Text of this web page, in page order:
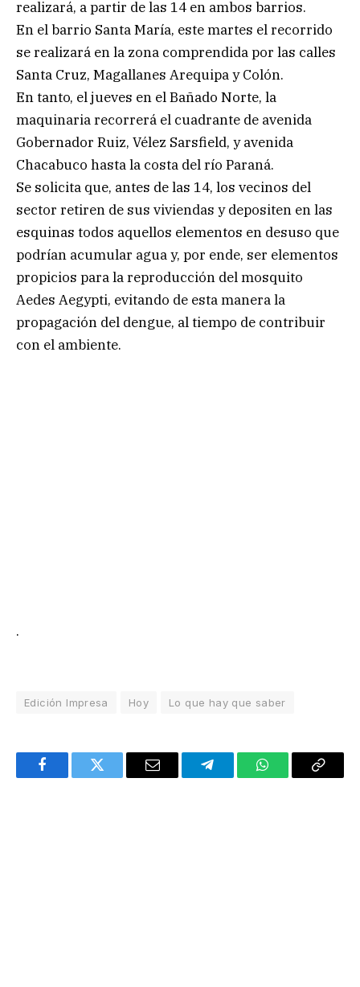
realizará, a partir de las 14 en ambos barrios.
En el barrio Santa María, este martes el recorrido
se realizará en la zona comprendida por las calles
Santa Cruz, Magallanes Arequipa y Colón.
En tanto, el jueves en el Bañado Norte, la
maquinaria recorrerá el cuadrante de avenida
Gobernador Ruiz, Vélez Sarsfield, y avenida
Chacabuco hasta la costa del río Paraná.
Se solicita que, antes de las 14, los vecinos del
sector retiren de sus viviendas y depositen en las
esquinas todos aquellos elementos en desuso que
podrían acumular agua y, por ende, ser elementos
propicios para la reproducción del mosquito
Aedes Aegypti, evitando de esta manera la
propagación del dengue, al tiempo de contribuir
con el ambiente.
.
Edición Impresa Hoy Lo que hay que saber
FacebookTwitter Email TelegramWhatsAppCopy